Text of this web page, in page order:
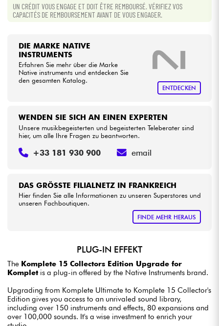
UN CRÉDIT VOUS ENGAGE ET DOIT ÊTRE REMBOURSÉ. VÉRIFIEZ VOS
CAPACITÉS DE REMBOURSEMENT AVANT DE VOUS ENGAGER.
DIE MARKE NATIVE
INSTRUMENTS
Erfahren Sie mehr über die Marke
Native instruments und entdecken Sie
den gesamten Katalog.
ENTDECKEN
DAS GRÖSSTE FILIALNETZ IN FRANKREICH
Hier finden Sie alle Informationen zu unseren Superstores und
unseren Fachboutiquen.
FINDE MEHR HERAUS
WENDEN SIE SICH AN EINEN EXPERTEN
Unsere musikbegeisterten und begeisterten Teleberater sind
hier, um alle Ihre Fragen zu beantworten.
+33 181 930 900 email
PLUG-IN EFFEKT
The Komplete 15 Collectors Edition Upgrade for
Komplet is a plug-in offered by the Native Instruments brand.
Upgrading from Komplete Ultimate to Komplete 15 Collector's
Edition gives you access to an unrivaled sound library,
including over 150 instruments and effects, 80 expansions and
over 100,000 sounds. It's a wise investment to enrich your